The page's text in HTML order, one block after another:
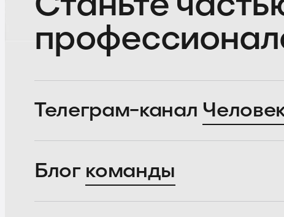
Телеграм-канал
Блог команды